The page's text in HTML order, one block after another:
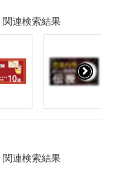
連検索結果
関連検索結果